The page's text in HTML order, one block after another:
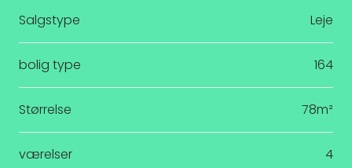
Salgstype Leje
bolig type 164
Størrelse 78m²
værelser 4